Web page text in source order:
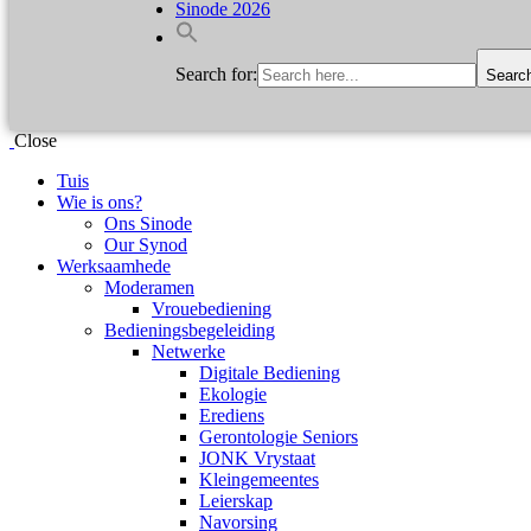
Sinode 2026
Search for:
Close
Tuis
Wie is ons?
Ons Sinode
Our Synod
Werksaamhede
Moderamen
Vrouebediening
Bedieningsbegeleiding
Netwerke
Digitale Bediening
Ekologie
Erediens
Gerontologie Seniors
JONK Vrystaat
Kleingemeentes
Leierskap
Navorsing